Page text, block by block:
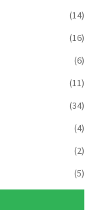
(14)
(16)
(6)
(11)
(34)
(4)
(2)
(5)